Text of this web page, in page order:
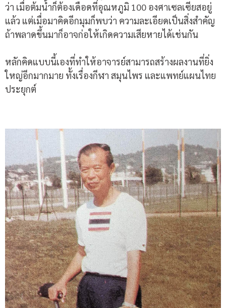
ว่า เมื่อต้มน้ำก็ต้องเดือดที่อุณหภูมิ 100 องศาเซลเซียสอยู่
แล้ว แต่เมื่อมาคิดอีกมุมก็พบว่า ความละเอียดเป็นสิ่งสำคัญ
ถ้าพลาดขึ้นมาก็อาจก่อให้เกิดความเสียหายได้เช่นกัน
หลักคิดแบบนี้เองที่ทำให้อาจารย์สามารถสร้างผลงานที่ยิ่ง
ใหญ่อีกมากมาย ทั้งเรื่องกีฬา สมุนไพร และแพทย์แผนไทย
ประยุกต์